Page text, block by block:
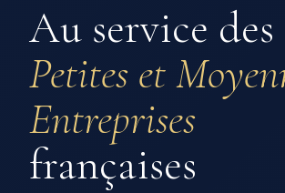
Au service des
Petites et
Entreprises
françaises